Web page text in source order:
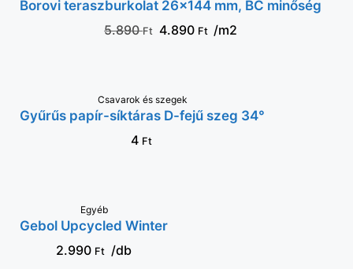
Borovi teraszburkolat 26×144 mm, BC minőség
5.890Ft 4.890 Ft /m2
VÁLASSZ OPCIÓT
Csavarok és szegek
Gyűrűs papír-síktáras D-fejű szeg 34°
4 Ft
KOSÁRBA
Egyéb
Gebol Upcycled Winter
2.990 Ft /db